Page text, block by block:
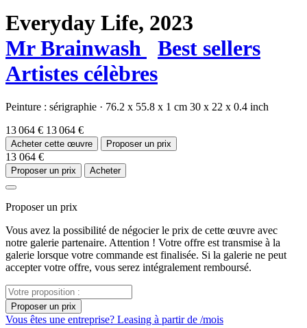
Everyday Life, 2023
Mr Brainwash
Best sellers
Artistes célèbres
Peinture : sérigraphie · 76.2 x 55.8 x 1 cm 30 x 22 x 0.4 inch
13 064 € 13 064 €
Acheter cette œuvre Proposer un prix
13 064 €
Proposer un prix Acheter
Proposer un prix
Vous avez la possibilité de négocier le prix de cette œuvre avec
notre galerie partenaire. Attention ! Votre offre est transmise à la
galerie lorsque votre commande est finalisée. Si la galerie ne peut
accepter votre offre, vous serez intégralement remboursé.
Proposer un prix
Vous êtes une entreprise? Leasing à partir de /mois